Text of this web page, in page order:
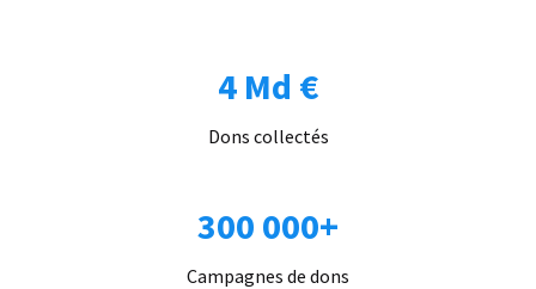
4 Md €
Dons collectés
300 000+
Campagnes de dons